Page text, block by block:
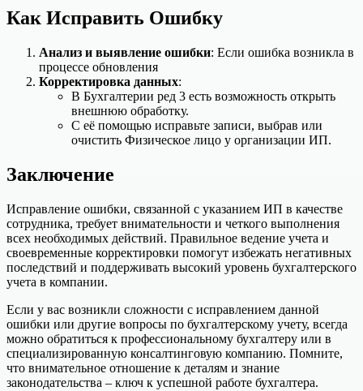
Как Исправить Ошибку
Анализ и выявление ошибки: Если ошибка возникла в
процессе обновления
Корректировка данных:
В Бухгалтерии ред 3 есть возможность открыть
внешнюю обработку.
С её помощью исправьте записи, выбрав или
очистить Физическое лицо у организации ИП.
Заключение
Исправление ошибки, связанной с указанием ИП в качестве
сотрудника, требует внимательности и четкого выполнения
всех необходимых действий. Правильное ведение учета и
своевременные корректировки помогут избежать негативных
последствий и поддерживать высокий уровень бухгалтерского
учета в компании.
Если у вас возникли сложности с исправлением данной
ошибки или другие вопросы по бухгалтерскому учету, всегда
можно обратиться к профессиональному бухгалтеру или в
специализированную консалтинговую компанию. Помните,
что внимательное отношение к деталям и знание
законодательства – ключ к успешной работе бухгалтера.